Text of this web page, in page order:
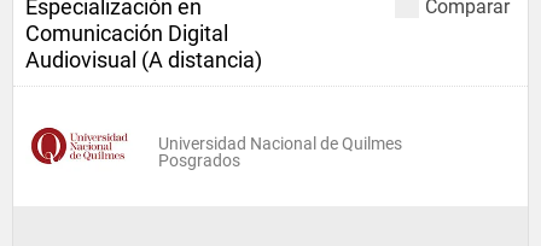
Comparar
Especialización en
Comunicación Digital
Audiovisual (A distancia)
Universidad Nacional de Quilmes
Posgrados